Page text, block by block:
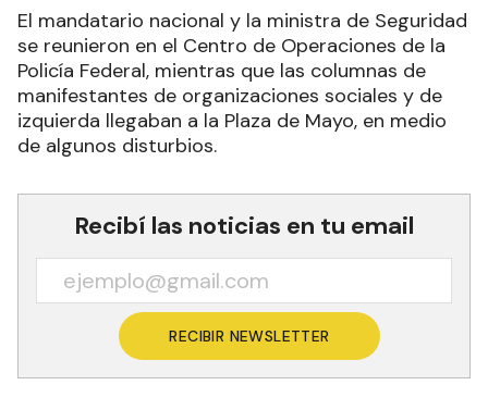
El mandatario nacional y la ministra de Seguridad
se reunieron en el Centro de Operaciones de la
Policía Federal, mientras que las columnas de
manifestantes de organizaciones sociales y de
izquierda llegaban a la Plaza de Mayo, en medio
de algunos disturbios.
Recibí las noticias en tu email
RECIBIR NEWSLETTER